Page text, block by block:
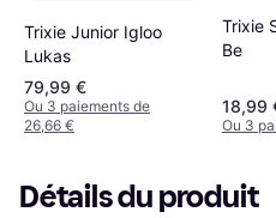
Trixie Junior Igloo
Lukas
79,99 €
Ou 3 paiements de
26,66 €
Trixie
Be
18,99
Ou 3
Détails du produit